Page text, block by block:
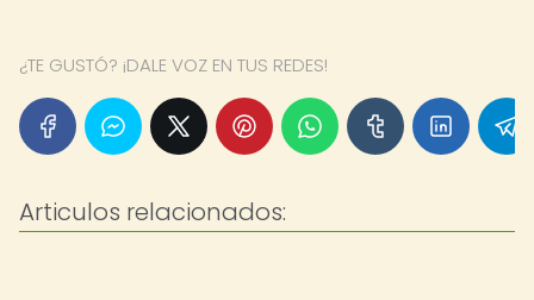
¿TE GUSTÓ? ¡DALE VOZ EN TUS REDES!
Articulos relacionados: